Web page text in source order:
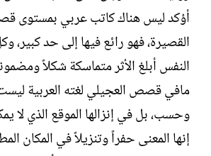
أؤكد ليس هناك كاتب عربي بمستوى
القصيرة، فهو رائع فيها إلى حد
النفس أبلغ الأثر متماسكة شكلاً
مافي قصص العجيلي لغته العربية
وحسب، بل في إنزالها الموقع الذي لا
إنها المعنى حفراً وتنزيلاً في